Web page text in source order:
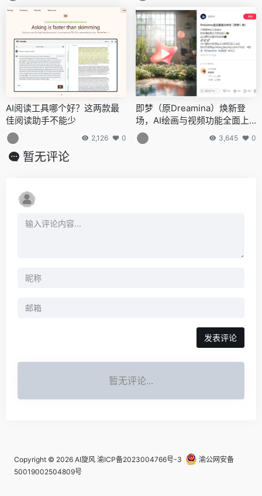
AI阅读工具哪个好？这两款最
佳阅读助手不能少
2,126 0
即梦（原Dreamina）焕新登
场，AI绘画与视频功能全面上
线
3,645 0
暂无评论
发表评论
暂无评论...
Copyright © 2026 AI旋风 渝ICP备2023004766号-3
渝公网安备
50019002504809号